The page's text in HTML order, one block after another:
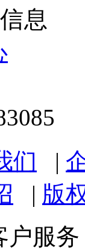
息
们 |
| 版
服务